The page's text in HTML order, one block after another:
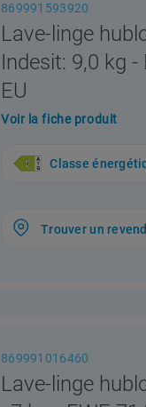
869991593920
Lave-linge
Indesit: 9,0 kg
EU
Voir la fiche produit
Classe
Trouver un
869991016460
Lave-linge